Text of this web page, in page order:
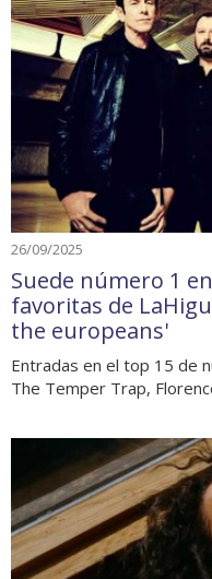
26/09/2025
Suede número 1
favoritas de
the europeans'
Entradas en el top 15 de
The Temper Trap,